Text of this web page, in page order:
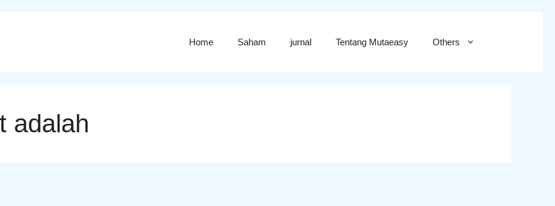
Home Saham jurnal Tentang Mutaeasy Others
adalah